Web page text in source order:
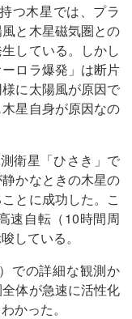
つ木星では、プラ
と木星磁気圏との
している。しかし
ロラ爆発」は断片
に太陽風が原因で
星自身が原因なの
衛星「ひさき」で
かなときの木星の
とに成功した。こ
速自転（10時間周
している。
での詳細な観測か
体が急速に活性化
かった。